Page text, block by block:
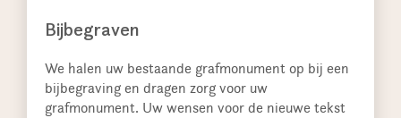
Bijbegraven
We halen uw bestaande grafmonument op bij een
bijbegraving en dragen zorg voor uw
grafmonument. Uw wensen voor de nieuwe tekst